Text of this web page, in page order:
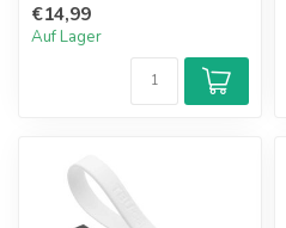
€14,99
Auf Lager